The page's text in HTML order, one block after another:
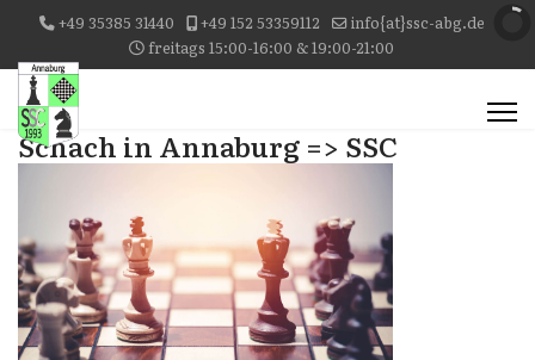
+49 35385 31440 +49 152 53359112
info{at}ssc-abg.de
freitags 15:00-16:00 & 19:00-21:00
Schach in Annaburg => SSC